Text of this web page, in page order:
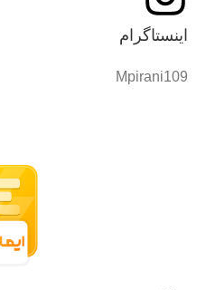
اینستاگرام
Mpirani109